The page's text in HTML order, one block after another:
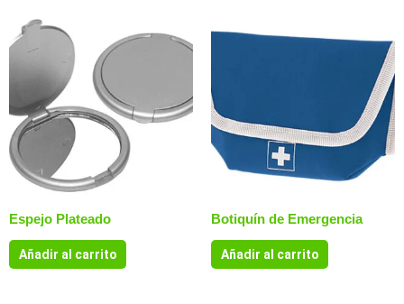
Espejo Plateado
Añadir al carrito
Botiquín de Emergencia
Añadir al carrito